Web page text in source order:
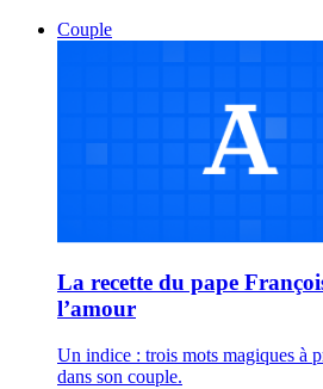
Couple
La recette du pape
l’amour
Un indice : trois mots magiques à
dans son couple.